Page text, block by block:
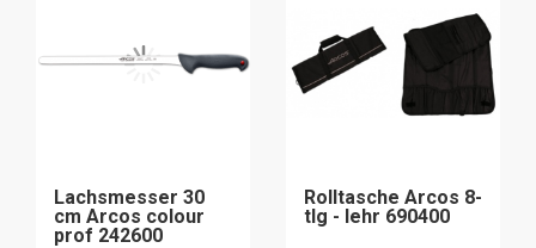
Lachsmesser 30
cm Arcos colour
prof 242600
Rolltasche Arcos 8-
tlg - lehr 690400